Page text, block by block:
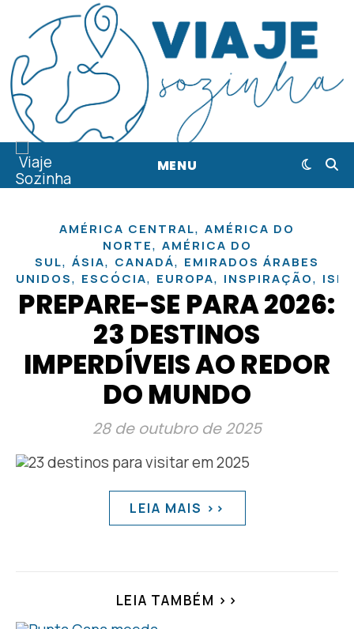
MENU
AMÉRICA CENTRAL, AMÉRICA DO
NORTE, AMÉRICA DO
SUL, ÁSIA, CANADÁ, EMIRADOS ÁRABES
UNIDOS, ESCÓCIA, EUROPA, INSPIRAÇÃO,
PREPARE-SE PARA 2026:
23 DESTINOS
IMPERDÍVEIS AO REDOR
DO MUNDO
28 de outubro de 2025
LEIA MAIS >>
LEIA TAMBÉM >>